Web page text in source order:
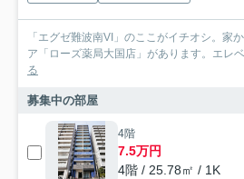
「エグゼ難波南VI」のここがイチオシ。家
ア「ローズ薬局大国店」があります。エレ
る
募集中の部屋
4階
7.5万円
4階 / 25.78㎡ / 1K